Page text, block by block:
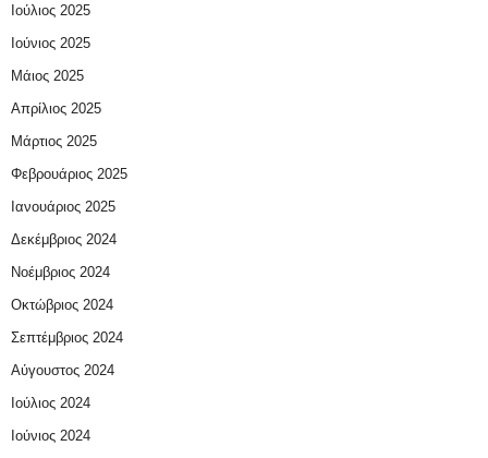
Ιούλιος 2025
Ιούνιος 2025
Μάιος 2025
Απρίλιος 2025
Μάρτιος 2025
Φεβρουάριος 2025
Ιανουάριος 2025
Δεκέμβριος 2024
Νοέμβριος 2024
Οκτώβριος 2024
Σεπτέμβριος 2024
Αύγουστος 2024
Ιούλιος 2024
Ιούνιος 2024